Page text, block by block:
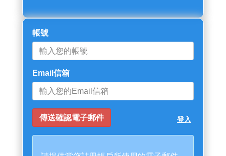
帳號
Email信箱
登入